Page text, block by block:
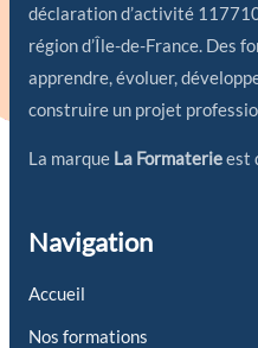
déclaration d’activité
région d’Île-de-France. Des
apprendre, évoluer,
construire un projet
La marque La Formaterieest
Navigation
Accueil
Nos formations